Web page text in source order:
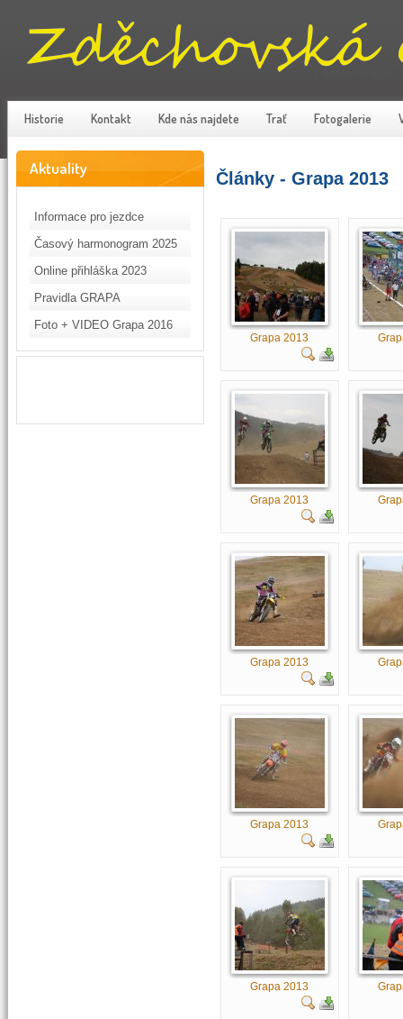
Historie Kontakt Kde nás najdete Trať Fotogalerie
Aktuality
Informace pro jezdce
Časový harmonogram 2025
Online přihláška 2023
Pravidla GRAPA
Foto + VIDEO Grapa 2016
Články - Grapa 2013
Grapa 2013
Grapa 2013
Grapa 2013
Grapa 2013
Grapa 2013